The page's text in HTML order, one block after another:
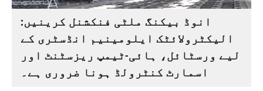
انوڈ بیکنگ ملٹی فنکشنل کرینیں:
الیکٹرولائٹک ایلومینیم انڈسٹری کے
لیے ورسٹائل، ہائی-ٹیمپ ریزسٹنٹ اور
اسمارٹ کنٹرولڈ ہونا ضروری ہے۔